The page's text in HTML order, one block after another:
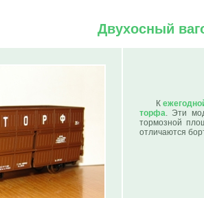
Двухосный
К
торфа. Эти
тормозной
отличаются